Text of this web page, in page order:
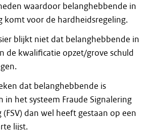
waardoor belanghebbende in
komt voor de hardheidsregeling.
blijkt niet dat belanghebbende in
de kwalificatie opzet/grove schuld
dat belanghebbende is
in het systeem Fraude Signalering
(FSV) dan wel heeft gestaan op een
lijst.